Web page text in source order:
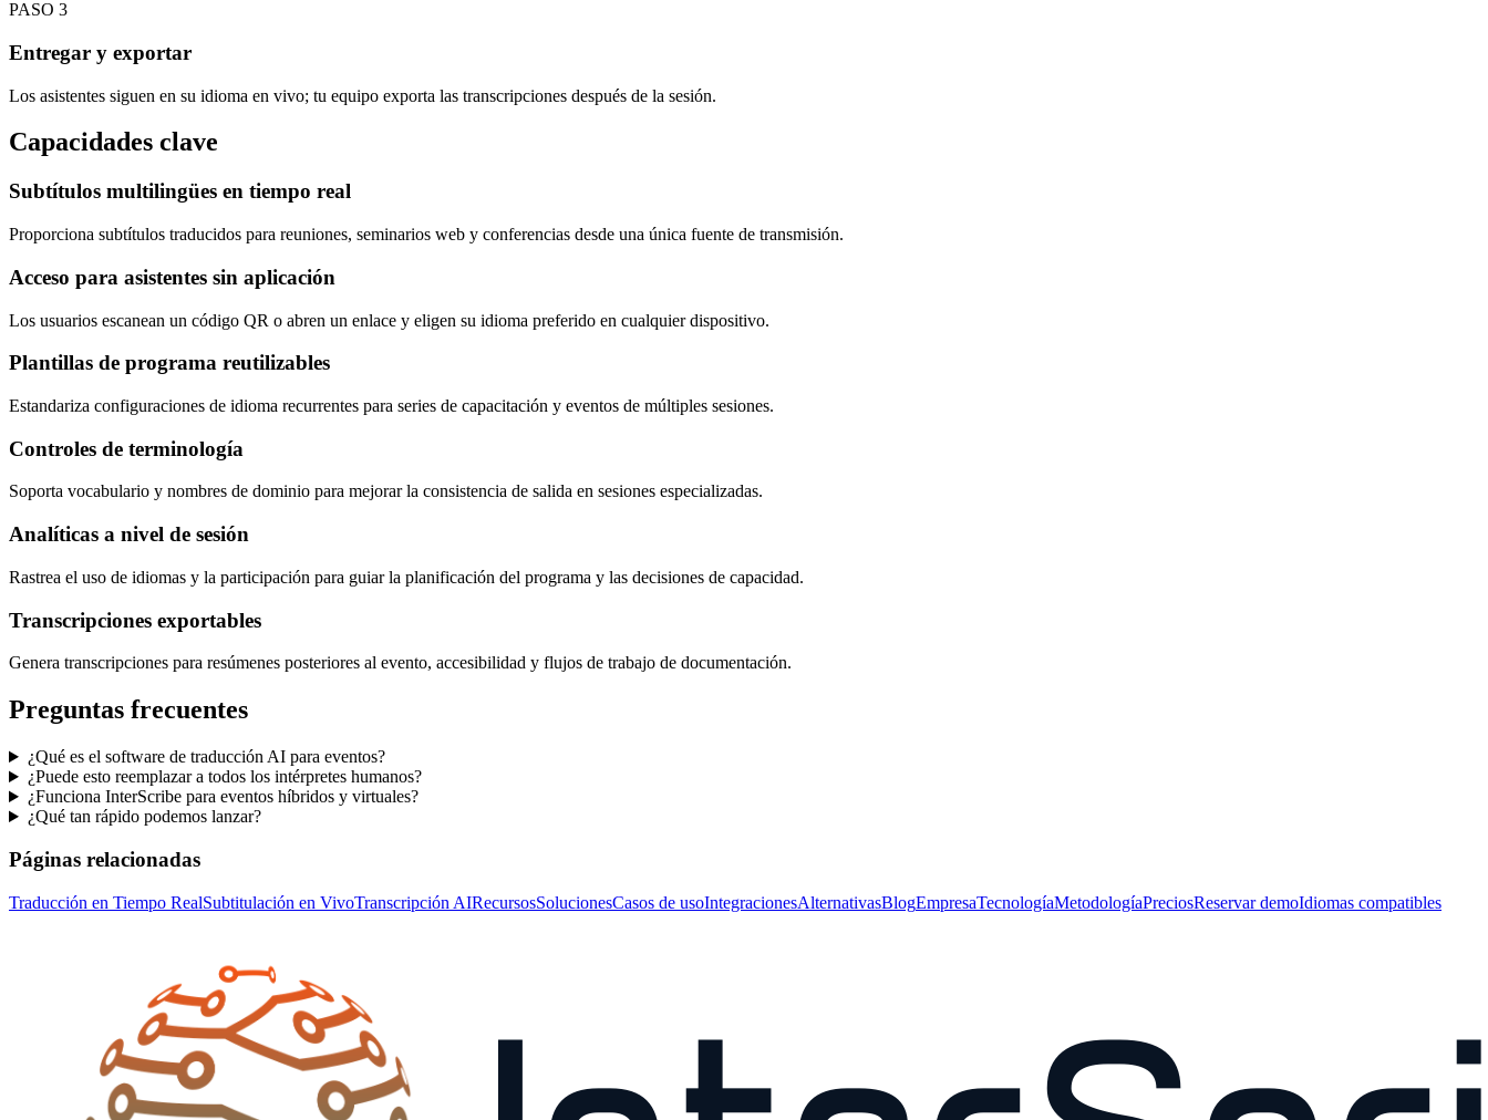
PASO 3
Entregar y exportar
Los asistentes siguen en su idioma en vivo; tu equipo exporta las transcripciones después de la sesión.
Capacidades clave
Subtítulos multilingües en tiempo real
Proporciona subtítulos traducidos para reuniones, seminarios web y conferencias desde una única fuente de transmisión.
Acceso para asistentes sin aplicación
Los usuarios escanean un código QR o abren un enlace y eligen su idioma preferido en cualquier dispositivo.
Plantillas de programa reutilizables
Estandariza configuraciones de idioma recurrentes para series de capacitación y eventos de múltiples sesiones.
Controles de terminología
Soporta vocabulario y nombres de dominio para mejorar la consistencia de salida en sesiones especializadas.
Analíticas a nivel de sesión
Rastrea el uso de idiomas y la participación para guiar la planificación del programa y las decisiones de capacidad.
Transcripciones exportables
Genera transcripciones para resúmenes posteriores al evento, accesibilidad y flujos de trabajo de documentación.
Preguntas frecuentes
¿Qué es el software de traducción AI para eventos?
¿Puede esto reemplazar a todos los intérpretes humanos?
¿Funciona InterScribe para eventos híbridos y virtuales?
¿Qué tan rápido podemos lanzar?
Páginas relacionadas
Traducción en Tiempo RealSubtitulación en VivoTranscripción AIRecursosSolucionesCasos de usoIntegracionesAlternativasBlogEmpresaTecnologíaMetodologíaPreciosReservar demoIdiomas compatibles